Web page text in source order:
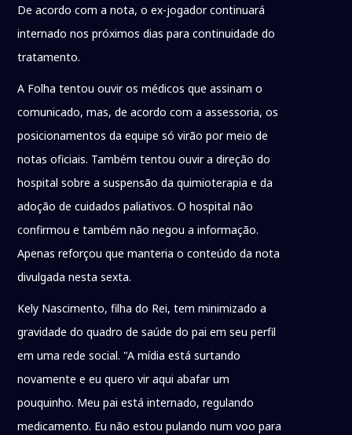
De acordo com a nota, o ex-jogador continuará
internado nos próximos dias para continuidade do
tratamento.
A Folha tentou ouvir os médicos que assinam o
comunicado, mas, de acordo com a assessoria, os
posicionamentos da equipe só virão por meio de
notas oficiais. Também tentou ouvir a direção do
hospital sobre a suspensão da quimioterapia e da
adoção de cuidados paliativos. O hospital não
confirmou e também não negou a informação.
Apenas reforçou que manteria o conteúdo da nota
divulgada nesta sexta.
Kely Nascimento, filha do Rei, tem minimizado a
gravidade do quadro de saúde do pai em seu perfil
em uma rede social. "A mídia está surtando
novamente e eu quero vir aqui abafar um
pouquinho. Meu pai está internado, regulando
medicamento. Eu não estou pulando num voo para